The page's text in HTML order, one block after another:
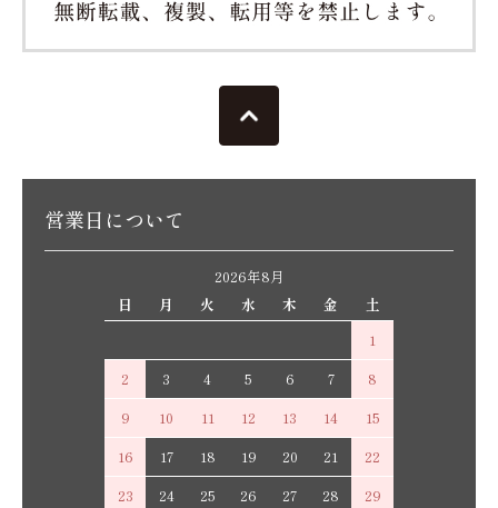
営業日について
2026年8月
日
月 火 水 木 金
土
1
2
3 4 5 6 7
8
9
10 11 12 13 14
15
16
17 18 19 20 21
22
23
24 25 26 27 28
29